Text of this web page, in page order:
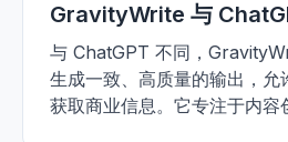
GravityWrite 与
与 ChatGPT 不同，
生成一致、高质量的输出，允
获取商业信息。它专注于内容